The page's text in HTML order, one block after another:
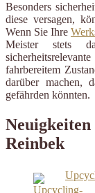
Besonders
diese versagen,
Wenn Sie Ihre
Meister stets
fahrbereitem
darüber machen,
gefährden könnten.
Reinbek